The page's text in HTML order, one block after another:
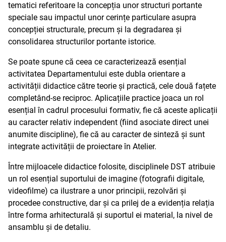
tematici referitoare la concepția unor structuri portante
speciale sau impactul unor cerințe particulare asupra
concepției structurale, precum și la degradarea și
consolidarea structurilor portante istorice.
Se poate spune că ceea ce caracterizează esențial
activitatea Departamentului este dubla orientare a
activității didactice către teorie și practică, cele două fațete
completând-se reciproc. Aplicațiile practice joaca un rol
esențial în cadrul procesului formativ, fie că aceste aplicații
au caracter relativ independent (fiind asociate direct unei
anumite discipline), fie că au caracter de sinteză și sunt
integrate activității de proiectare în Atelier.
Între mijloacele didactice folosite, disciplinele DST atribuie
un rol esențial suportului de imagine (fotografii digitale,
videofilme) ca ilustrare a unor principii, rezolvări și
procedee constructive, dar și ca prilej de a evidenția relația
între forma arhitecturală și suportul ei material, la nivel de
ansamblu și de detaliu.